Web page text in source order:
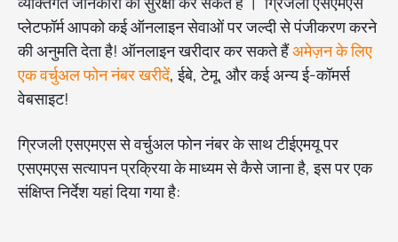
प्लेटफॉर्म आपको कई ऑनलाइन सेवाओं पर जल्दी से पंजीकरण करने
की अनुमति देता है! ऑनलाइन खरीदार कर सकते हैंअमेज़न के लिए
एक वर्चुअल फोन नंबर खरीदें, ईबे, टेमू, और कई अन्य ई-कॉमर्स
वेबसाइट!
ग्रिजली एसएमएस से वर्चुअल फोन नंबर के साथ टीईएमयू पर
एसएमएस सत्यापन प्रक्रिया के माध्यम से कैसे जाना है, इस पर एक
संक्षिप्त निर्देश यहां दिया गया है: